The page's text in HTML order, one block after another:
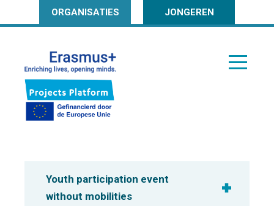
ORGANISATIES JONGEREN
Youth participation event
without mobilities